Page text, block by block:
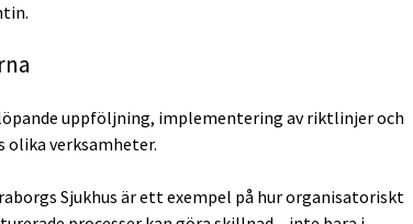
uppföljning, implementering av riktlinjer och
olika verksamheter.
Sjukhus är ett exempel på hur organisatoriskt